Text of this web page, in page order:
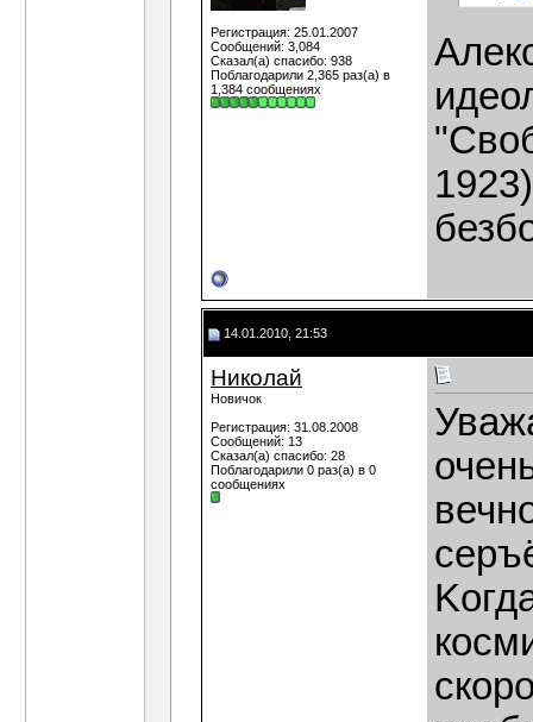
Регистрация: 25.01.2007
Сообщений: 3,084
Сказал(а) спасибо: 938
Поблагодарили 2,365 раз(а) в
1,384 сообщениях
14.01.2010, 21:53
Николай
Новичок
Регистрация: 31.08.2008
Сообщений: 13
Сказал(а) спасибо: 28
Поблагодарили 0 раз(а) в 0
сообщениях